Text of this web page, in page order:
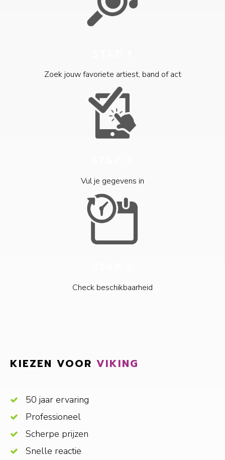
Zoek jouw favoriete artiest, band of act
Vul je gegevens in
Check beschikbaarheid
KIEZEN VOOR VIKING
50 jaar ervaring
Professioneel
Scherpe prijzen
Snelle reactie